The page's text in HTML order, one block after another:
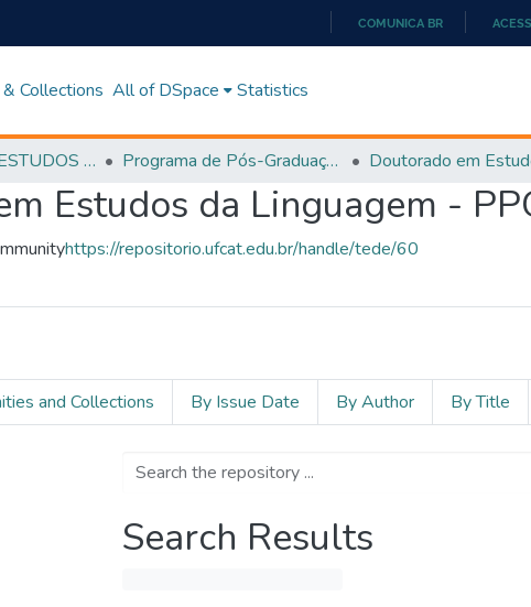
CONTEÚDO
COMUNICA BR
Collections All of DSpace Statistics
INSTITUTO DE ESTUDOS DA LINGUAGEM Programa de Pós-Graduação em Estudos da Linguagem (PPGEL)
Estudos da Linguagem -
https://repositorio.ufcat.edu.br/handle/tede/60
and Collections By Issue Date By Author By Title
Search Results